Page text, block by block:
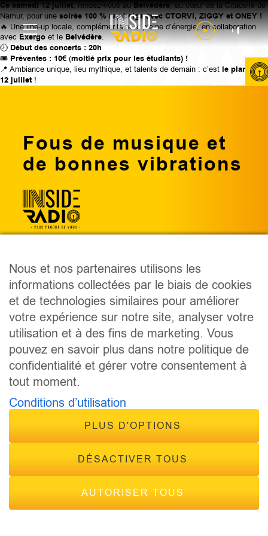
Ce samedi 12 juillet, rendez-vous auBelvédère, au cœur de la Citadelle de
Namur, pour unesoirée 100 % rap belge avec CTORVI, ZIGGY et ONEY !
🔥 Une line-up locale, complémentaire et pleine d’énergie, en collaboration
avecExergoet leBelvédère.
🕗 Début des concerts : 20h
🎟️ Préventes : 10€ (moitié prix pour les étudiants) !
📍 Ambiance unique, lieu mythique, et talents de demain : c’est le plan du
12 juillet!
Fous de musique et
de bonnes vibrations
ÉMISSIONS
ANIMATEURS
CONCOURS
ÉVÈNEMENTS
CONTACT
© 2026 - Tous droits réservés Inside Radio, site réalisé par
Inside Communication
Mentions légales-Politique de confidentialité
Nous et nos partenaires utilisons les
informations collectées par le biais de cookies
et de technologies similaires pour améliorer
votre expérience sur notre site, analyser votre
utilisation et à des fins de marketing. Vous
pouvez en savoir plus dans notre politique de
confidentialité et gérer votre consentement à
tout moment.
Conditions d’utilisation
PLUS D'OPTIONS
DÉSACTIVER TOUS
AUTORISER TOUS